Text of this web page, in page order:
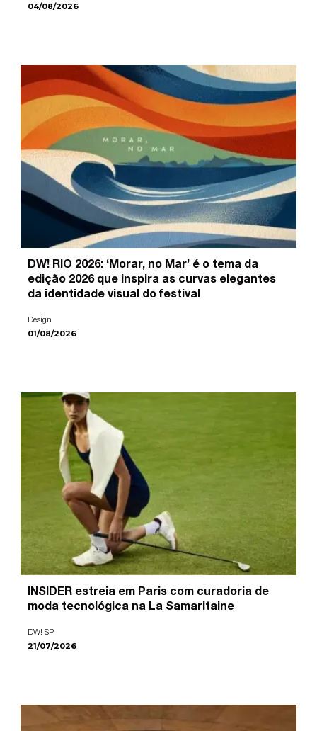
04/08/2026
DW! RIO 2026: ‘Morar, no Mar’ é o tema da
edição 2026 que inspira as curvas elegantes
da identidade visual do festival
Design
01/08/2026
INSIDER estreia em Paris com curadoria de
moda tecnológica na La Samaritaine
DW! SP
21/07/2026